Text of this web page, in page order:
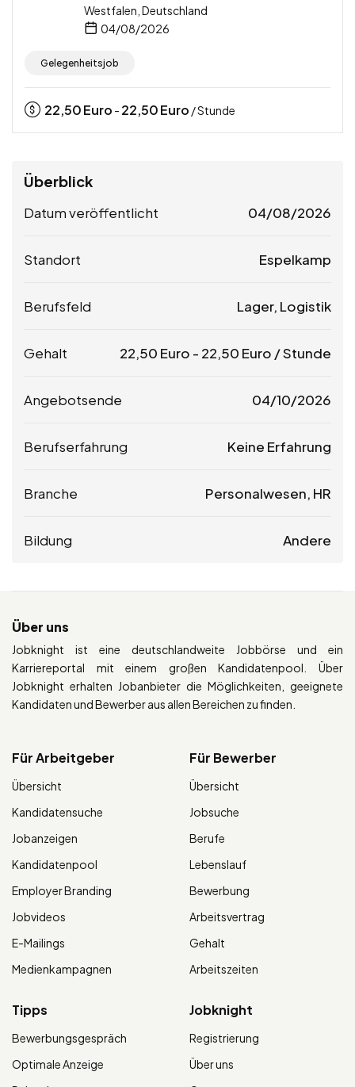
Westfalen, Deutschland
04/08/2026
Gelegenheitsjob
22,50Euro - 22,50Euro / Stunde
Überblick
Datum veröffentlicht 04/08/2026
Standort Espelkamp
Berufsfeld Lager, Logistik
Gehalt 22,50 Euro - 22,50 Euro / Stunde
Angebotsende 04/10/2026
Berufserfahrung Keine Erfahrung
Branche Personalwesen, HR
Bildung Andere
Über uns
Jobknight ist eine deutschlandweite Jobbörse und ein
Karriereportal mit einem großen Kandidatenpool. Über
Jobknight erhalten Jobanbieter die Möglichkeiten, geeignete
Kandidaten und Bewerber aus allen Bereichen zu finden.
Für Arbeitgeber
Übersicht
Kandidatensuche
Jobanzeigen
Kandidatenpool
Employer Branding
Jobvideos
E-Mailings
Medienkampagnen
Für Bewerber
Übersicht
Jobsuche
Berufe
Lebenslauf
Bewerbung
Arbeitsvertrag
Gehalt
Arbeitszeiten
Tipps
Bewerbungsgespräch
Optimale Anzeige
Jobknight
Registrierung
Über uns